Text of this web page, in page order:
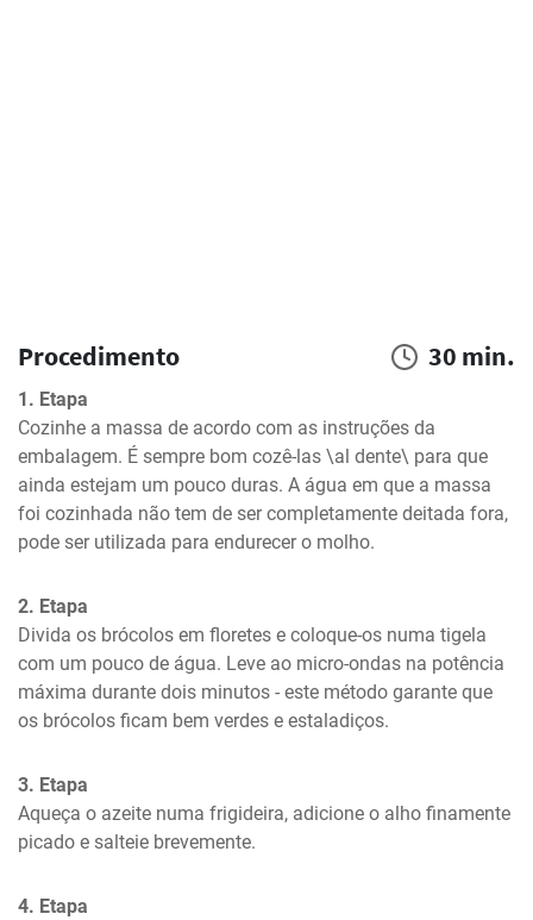
Procedimento 30 min.
1. Etapa
Cozinhe a massa de acordo com as instruções da
embalagem. É sempre bom cozê-las \al dente\ para que
ainda estejam um pouco duras. A água em que a massa
foi cozinhada não tem de ser completamente deitada fora,
pode ser utilizada para endurecer o molho.
2. Etapa
Divida os brócolos em floretes e coloque-os numa tigela
com um pouco de água. Leve ao micro-ondas na potência
máxima durante dois minutos - este método garante que
os brócolos ficam bem verdes e estaladiços.
3. Etapa
Aqueça o azeite numa frigideira, adicione o alho finamente
picado e salteie brevemente.
4. Etapa